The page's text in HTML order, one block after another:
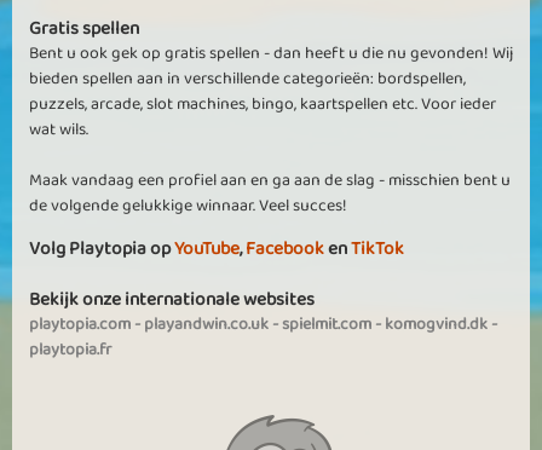
Gratis spellen
Bent u ook gek op gratis spellen - dan heeft u die nu gevonden! Wij
bieden spellen aan in verschillende categorieën: bordspellen,
puzzels, arcade, slot machines, bingo, kaartspellen etc. Voor ieder
wat wils.
Maak vandaag een profiel aan en ga aan de slag - misschien bent u
de volgende gelukkige winnaar. Veel succes!
Volg Playtopia opYouTube,FacebookenTikTok
Bekijk onze internationale websites
playtopia.com-playandwin.co.uk-spielmit.com-komogvind.dk-
playtopia.fr